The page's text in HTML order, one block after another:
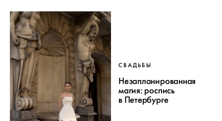
СВАДЬБЫ
Незапланированная
магия: роспись
в Петербурге